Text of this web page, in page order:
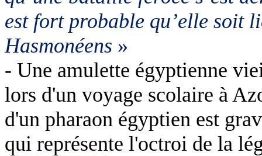
est fort probable qu’elle soit
Hasmonéens »
- Une amulette égyptienne
lors d'un voyage scolaire à
d'un pharaon égyptien est
qui représente l'octroi de la